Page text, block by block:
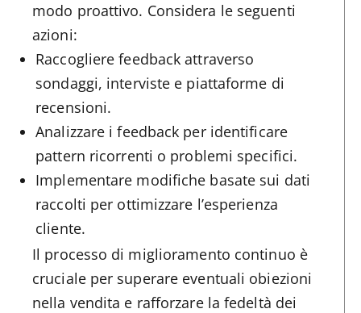
modo proattivo. Considera le seguenti
azioni:
Raccogliere feedback attraverso
sondaggi, interviste e piattaforme di
recensioni.
Analizzare i feedback per identificare
pattern ricorrenti o problemi specifici.
Implementare modifiche basate sui dati
raccolti per ottimizzare l’esperienza
cliente.
Il processo di miglioramento continuo è
cruciale per superare eventuali obiezioni
nella vendita e rafforzare la fedeltà dei